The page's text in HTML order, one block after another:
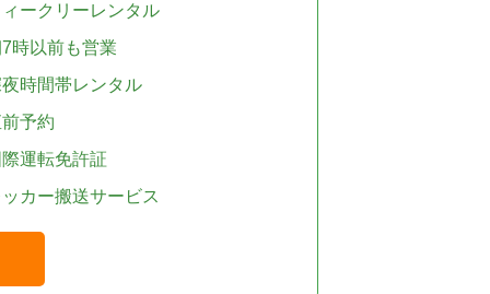
ークリーレンタル
時以前も営業
時間帯レンタル
予約
運転免許証
カー搬送サービス